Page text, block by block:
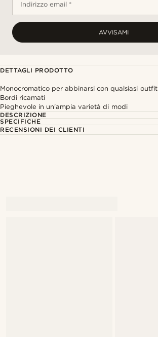
Indirizzo email *
AVVISAMI
DETTAGLI PRODOTTO
Monocromatico per abbinarsi con qualsiasi outfit
Bordi ricamati
Pieghevole in un'ampia varietà di modi
DESCRIZIONE
SPECIFICHE
RECENSIONI DEI CLIENTI